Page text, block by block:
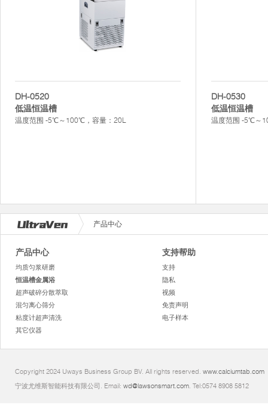
DH-0520
低温恒温槽
温度范围 -5℃～100℃，容量：20L
DH-0530
低温恒温槽
温度范围 -5℃～
产品中心
产品中心
均质匀浆研磨
恒温槽金属浴
超声破碎分散萃取
混匀离心筛分
粘度计超声清洗
其它仪器
支持帮助
支持
隐私
视频
免责声明
电子样本
Copyright 2024 Uways Business Group BV. All rights reserved. www.calciumtab.com
宁波尤维斯智能科技有限公司. Email: wd@lawsonsmart.com. Tel:0574 8908 5812